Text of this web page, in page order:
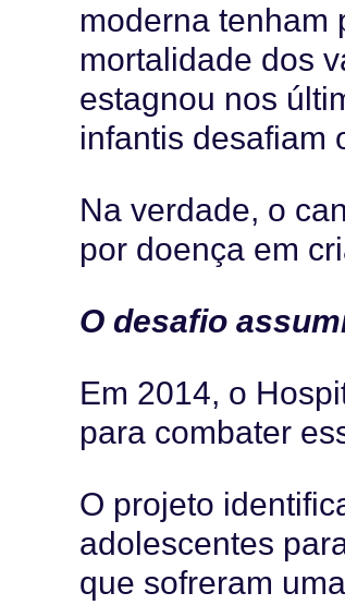
moderna tenham
mortalidade dos
estagnou nos
infantis desafiam
Na verdade, o
por doença em
O desafio
Em 2014, o
para combater
O projeto
adolescentes
que sofreram